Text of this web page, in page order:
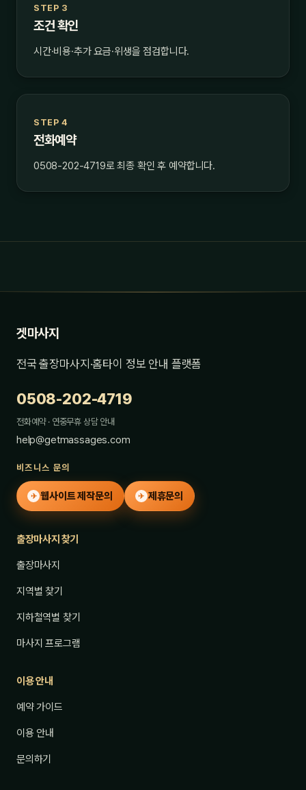
STEP 3
조건 확인
시간·비용·추가 요금·위생을 점검합니다.
STEP 4
전화예약
0508-202-4719로 최종 확인 후 예약합니다.
겟마사지
전국 출장마사지·홈타이 정보 안내 플랫폼
0508-202-4719
전화예약 · 연중무휴 상담 안내
help@getmassages.com
비즈니스 문의
✈ 웹사이트 제작문의 ✈ 제휴문의
출장마사지 찾기
출장마사지
지역별 찾기
지하철역별 찾기
마사지 프로그램
이용 안내
예약 가이드
이용 안내
문의하기